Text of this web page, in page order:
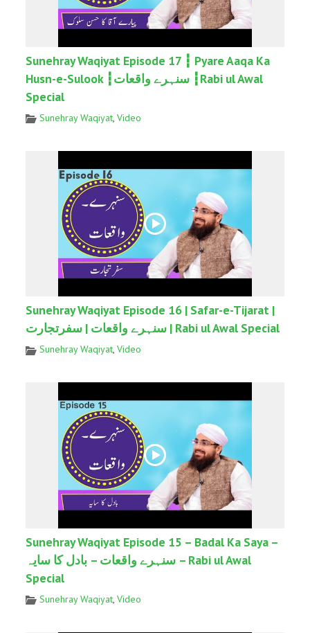
Sunehray Waqiyat Episode 17 ┇ Pyare Aaqa Ka
Husn-e-Sulook ┇سنہرے واقعات ┇Rabi ul Awal
Special
Sunehray Waqiyat, Video
Sunehray Waqiyat Episode 16 | Safar-e-Tijarat |
سنہرے واقعات | سفرتجارت | Rabi ul Awal Special
Sunehray Waqiyat, Video
Sunehray Waqiyat Episode 15 – Badal Ka Saya –
سنہرے واقعات – بادل کا سایہ – Rabi ul Awal
Special
Sunehray Waqiyat, Video